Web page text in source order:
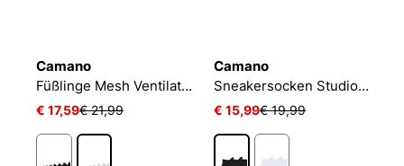
Camano
Füßlinge Mesh Ventilation
€ 17,59€ 21,99
Camano
Sneakersocken Studio-Line Pilates und Yoga
€ 15,99€ 19,99